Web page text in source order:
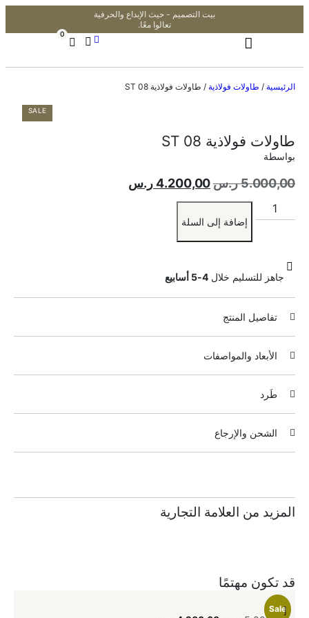
بيت التصميم - حيث الإبداع والحرفية
تعالوا معًا.
0
الرئيسية / طاولات فولاذية / طاولات فولاذية ST 08
SALE
طاولات فولاذية ST 08
بواسطة
5.000,00ر.س4.200,00ر.س
إضافة إلى السلة
جاهز للتسليم خلال 4-5 أسابيع
تفاصيل المنتج
الأبعاد والمواصفات
طَرد
الشحن والإرجاع
المزيد من العلامة التجارية
قد تكون مهتمًا
Sale
ط[